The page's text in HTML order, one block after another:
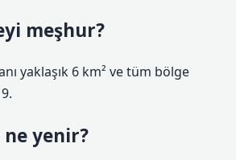
meşhur?
yaklaşık 6 km² ve ​​tüm bölge
ne yenir?